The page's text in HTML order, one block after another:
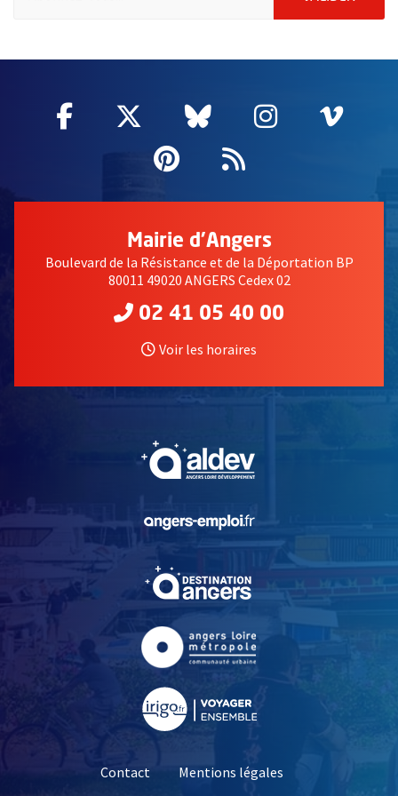
Facebook
, Ouvre une nouvelle fenêtre
Twitter
, Ouvre une nouvelle
Bluesky
, Ouvre une
Instagram
, Ouvre
,
Pinterest
, Ouvre une
Flux RSS
Mairie d'Angers
Boulevard de la Résistance et de la Déportation BP
80011 49020 ANGERS Cedex 02
02 41 05 40 00
Voir les horaires
, Ouvre une nouvelle
, Ouvre une nouvelle
Contact
Mentions légales